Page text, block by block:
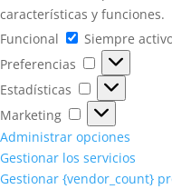
características y funciones.
Funcional
Funcional
Siempre
Preferencias
Preferencias
Estadísticas
Estadísticas
Marketing
Marketing
Administrar opciones
Gestionar los servicios
Gestionar {vendor_count}